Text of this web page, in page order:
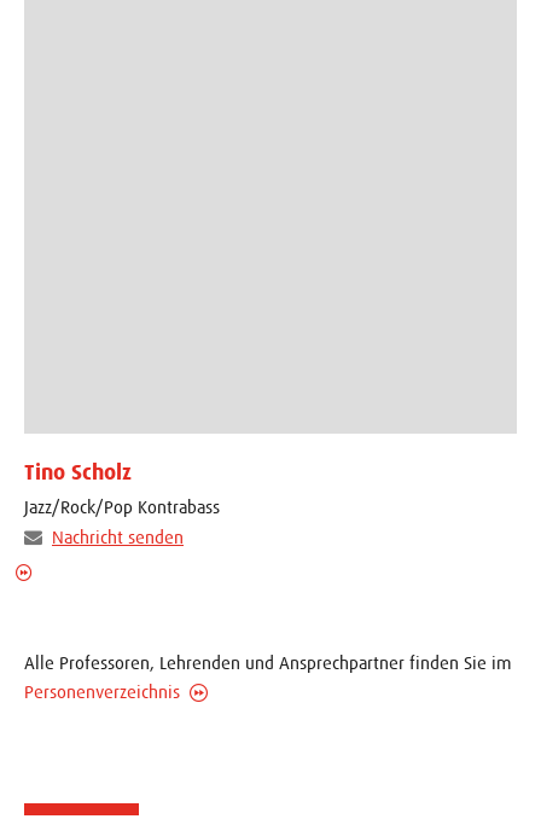
Tino Scholz
Jazz/Rock/Pop Kontrabass
Nachricht senden
Alle Professoren, Lehrenden und Ansprechpartner finden Sie im
Personenverzeichnis